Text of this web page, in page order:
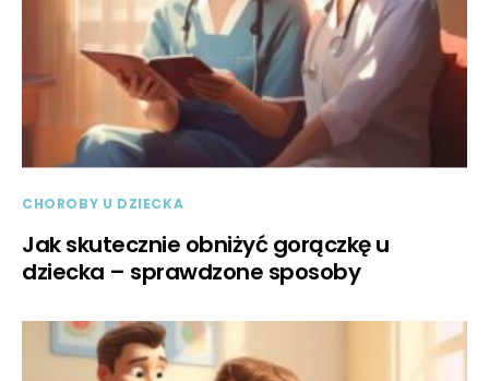
CHOROBY U DZIECKA
Jak skutecznie obniżyć gorączkę u
dziecka – sprawdzone sposoby